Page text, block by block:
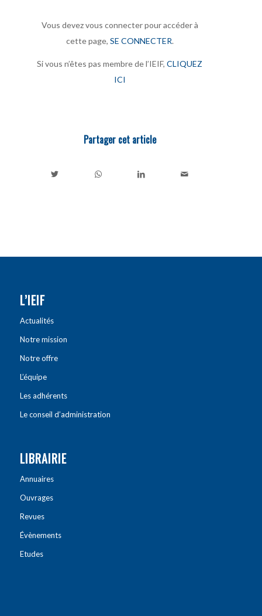
Vous devez vous connecter pour accéder à
cette page, SE CONNECTER.
Si vous n’êtes pas membre de l’IEIF,CLIQUEZ
ICI
Partager cet article
L’IEIF
Actualités
Notre mission
Notre offre
L’équipe
Les adhérents
Le conseil d’administration
LIBRAIRIE
Annuaires
Ouvrages
Revues
Évènements
Etudes